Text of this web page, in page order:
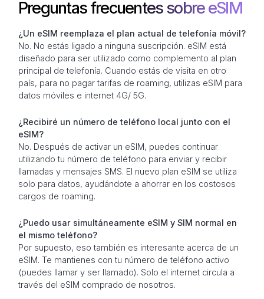
Preguntas frecuentes sobre eSIM
¿Un eSIM reemplaza el plan actual de telefonía móvil?
No. No estás ligado a ninguna suscripción. eSIM está
diseñado para ser utilizado como complemento al plan
principal de telefonía. Cuando estás de visita en otro
país, para no pagar tarifas de roaming, utilizas eSIM para
datos móviles e internet 4G/ 5G.
¿Recibiré un número de teléfono local junto con el
eSIM?
No. Después de activar un eSIM, puedes continuar
utilizando tu número de teléfono para enviar y recibir
llamadas y mensajes SMS. El nuevo plan eSIM se utiliza
solo para datos, ayudándote a ahorrar en los costosos
cargos de roaming.
¿Puedo usar simultáneamente eSIM y SIM normal en
el mismo teléfono?
Por supuesto, eso también es interesante acerca de un
eSIM. Te mantienes con tu número de teléfono activo
(puedes llamar y ser llamado). Solo el internet circula a
través del eSIM comprado de nosotros.